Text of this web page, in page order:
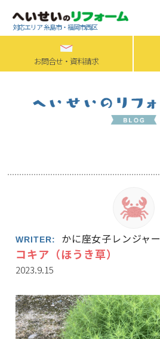
対応エリア 糸島市・福岡市西区
お問合せ・資料請求
WRITER: かに座女子レンジャー
コキア（ほうき草）
2023.9.15